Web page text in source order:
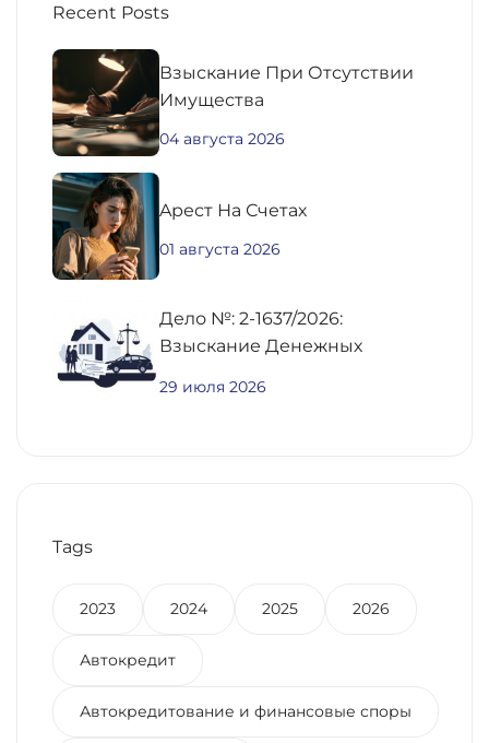
Recent Posts
Взыскание При Отсутствии
Имущества
04 августа 2026
Aрест На Счетах
01 августа 2026
Дело №: 2-1637/2026:
Взыскание Денежных
29 июля 2026
Tags
2023 2024 2025 2026
Автокредит
Автокредитование и финансовые споры